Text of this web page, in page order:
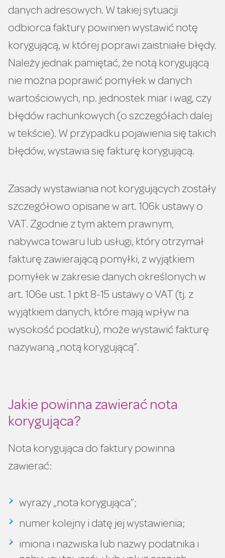
danych adresowych. W takiej sytuacji
odbiorca faktury powinien wystawić notę
korygującą, w której poprawi zaistniałe błędy.
Należy jednak pamiętać, że notą korygującą
nie można poprawić pomyłek w danych
wartościowych, np. jednostek miar i wag, czy
błędów rachunkowych (o szczegółach dalej
w tekście). W przypadku pojawienia się takich
błędów, wystawia się fakturę korygującą.
Zasady wystawiania not korygujących zostały
szczegółowo opisane w art. 106k ustawy o
VAT. Zgodnie z tym aktem prawnym,
nabywca towaru lub usługi, który otrzymał
fakturę zawierającą pomyłki, z wyjątkiem
pomyłek w zakresie danych określonych w
art. 106e ust. 1 pkt 8-15 ustawy o VAT (tj. z
wyjątkiem danych, które mają wpływ na
wysokość podatku), może wystawić fakturę
nazywaną „notą korygującą”.
Jakie powinna zawierać nota
korygująca?
Nota korygująca do faktury powinna
zawierać:
wyrazy „nota korygująca”;
numer kolejny i datę jej wystawienia;
imiona i nazwiska lub nazwy podatnika i